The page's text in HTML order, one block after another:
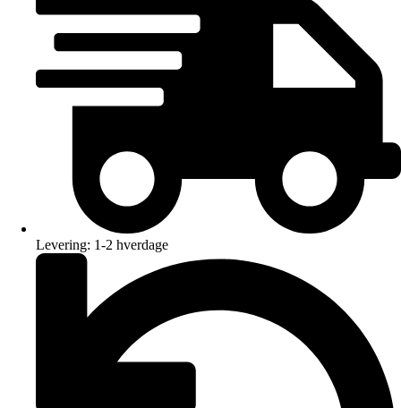
Levering: 1-2 hverdage